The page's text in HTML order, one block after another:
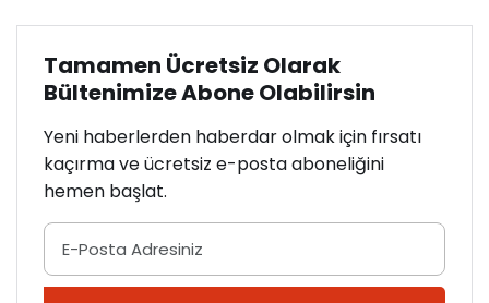
Tamamen Ücretsiz Olarak
Bültenimize Abone Olabilirsin
Yeni haberlerden haberdar olmak için fırsatı
kaçırma ve ücretsiz e-posta aboneliğini
hemen başlat.